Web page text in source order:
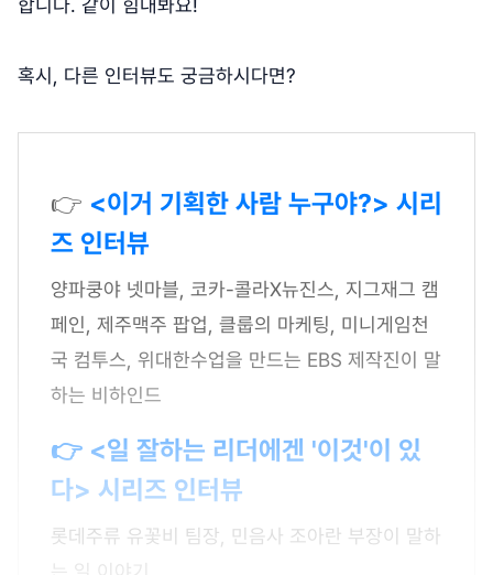
합니다. 같이 힘내봐요!
혹시, 다른 인터뷰도 궁금하시다면?
👉 <이거 기획한 사람 누구야?> 시리
즈 인터뷰
양파쿵야 넷마블, 코카-콜라X뉴진스, 지그재그 캠
페인, 제주맥주 팝업, 클룹의 마케팅, 미니게임천
국 컴투스, 위대한수업을 만드는 EBS 제작진이 말
하는 비하인드
👉 <일 잘하는 리더에겐 '이것'이 있
다> 시리즈 인터뷰
롯데주류 유꽃비 팀장, 민음사 조아란 부장이 말하